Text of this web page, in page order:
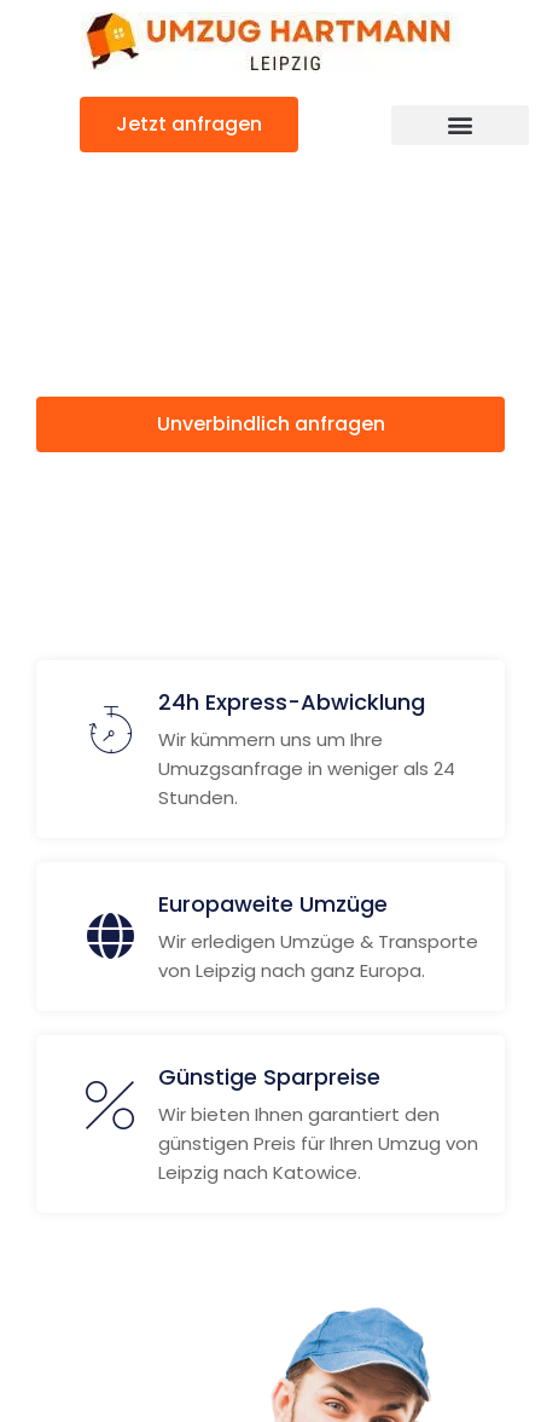
Jetzt anfragen
Unverbindlich anfragen
24h Express-Abwicklung
Wir kümmern uns um Ihre
Umuzgsanfrage in weniger als 24
Stunden.
Europaweite Umzüge
Wir erledigen Umzüge & Transporte
von Leipzig nach ganz Europa.
Günstige Sparpreise
Wir bieten Ihnen garantiert den
günstigen Preis für Ihren Umzug von
Leipzig nach Katowice.